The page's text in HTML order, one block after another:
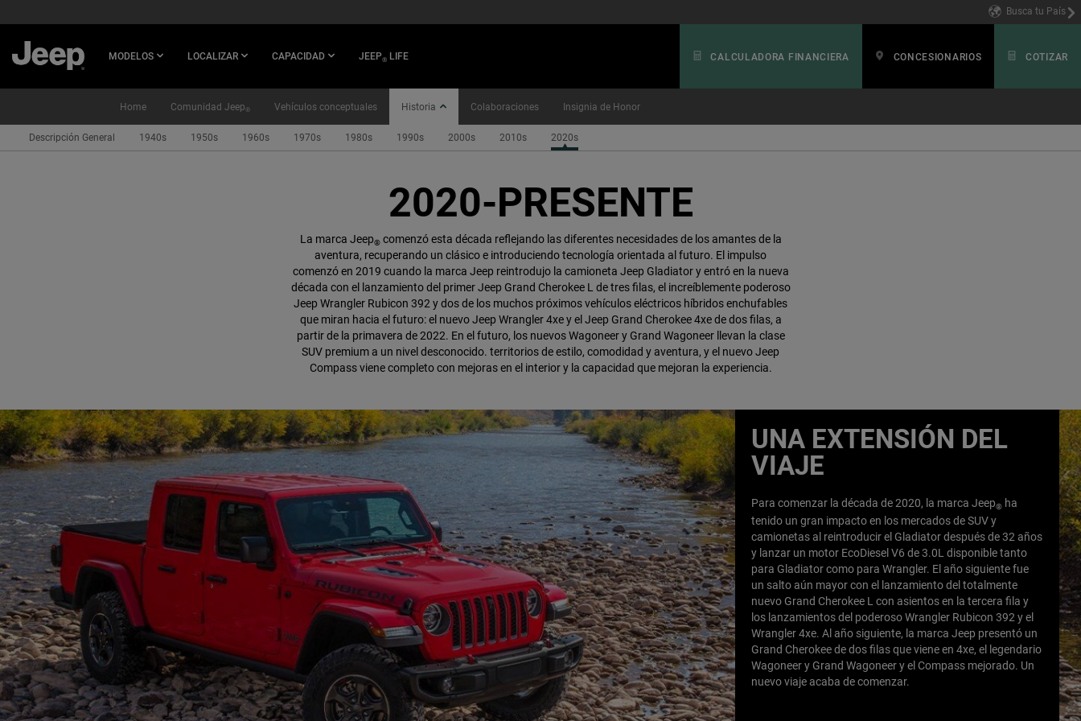
MAIN
Busca tu País
MODELOS LOCALIZAR CAPACIDAD JEEP® LIFE CALCULADORA FINANCIERA CONCESIONARIOS COTIZAR
Home Comunidad Jeep® Vehículos conceptuales Historia
Descripción General 1940s 1950s 1960s 1970s 1980s 1990s 2000s 2010s 2020s
Colaboraciones Insignia de Honor
2020-PRESENTE
La marca Jeep®comenzó esta década reflejando las diferentes necesidades de los amantes de la
aventura, recuperando un clásico e introduciendo tecnología orientada al futuro. El impulso
comenzó en 2019 cuando la marca Jeep reintrodujo la camioneta Jeep Gladiator y entró en la nueva
década con el lanzamiento del primer Jeep Grand Cherokee L de tres filas, el increíblemente poderoso
Jeep Wrangler Rubicon 392 y dos de los muchos próximos vehículos eléctricos híbridos enchufables
que miran hacia el futuro: el nuevo Jeep Wrangler 4xe y el Jeep Grand Cherokee 4xe de dos filas, a
partir de la primavera de 2022. En el futuro, los nuevos Wagoneer y Grand Wagoneer llevan la clase
SUV premium a un nivel desconocido. territorios de estilo, comodidad y aventura, y el nuevo Jeep
Compass viene completo con mejoras en el interior y la capacidad que mejoran la experiencia.
UNA EXTENSIÓN DEL
VIAJE
Para comenzar la década de 2020, la marca Jeep®ha
tenido un gran impacto en los mercados de SUV y
camionetas al reintroducir el Gladiator después de 32 años
y lanzar un motor EcoDiesel V6 de 3.0L disponible tanto
para Gladiator como para Wrangler. El año siguiente fue
un salto aún mayor con el lanzamiento del totalmente
nuevo Grand Cherokee L con asientos en la tercera fila y
los lanzamientos del poderoso Wrangler Rubicon 392 y el
Wrangler 4xe. Al año siguiente, la marca Jeep presentó un
Grand Cherokee de dos filas que viene en 4xe, el legendario
Wagoneer y Grand Wagoneer y el Compass mejorado. Un
nuevo viaje acaba de comenzar.